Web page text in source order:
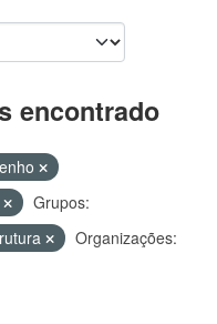
encontrado
Grupos:
Organizações: